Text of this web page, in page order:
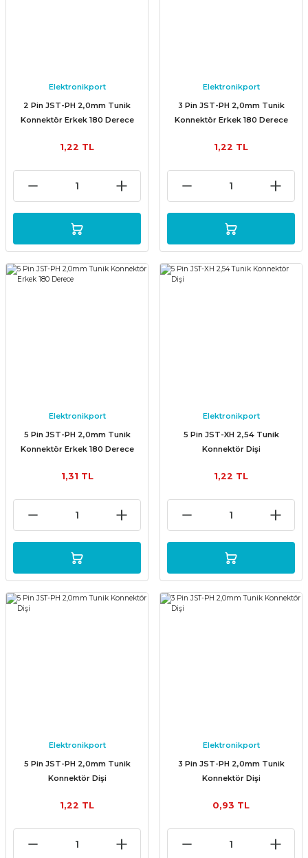
Elektronikport
2 Pin JST-PH 2,0mm Tunik
Konnektör Erkek 180 Derece
1,22 TL
Elektronikport
3 Pin JST-PH 2,0mm Tunik
Konnektör Erkek 180 Derece
1,22 TL
Elektronikport
5 Pin JST-PH 2,0mm Tunik
Konnektör Erkek 180 Derece
1,31 TL
Elektronikport
5 Pin JST-XH 2,54 Tunik
Konnektör Dişi
1,22 TL
Elektronikport
5 Pin JST-PH 2,0mm Tunik
Konnektör Dişi
1,22 TL
Elektronikport
3 Pin JST-PH 2,0mm Tunik
Konnektör Dişi
0,93 TL